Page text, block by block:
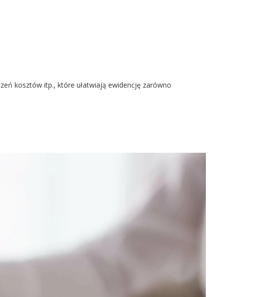
kosztów itp., które ułatwiają ewidencję zarówno